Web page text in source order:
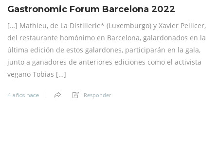
Gastronomic Forum Barcelona 2022
[…] Mathieu, de La Distillerie* (Luxemburgo) y Xavier Pellicer,
del restaurante homónimo en Barcelona, galardonados en la
última edición de estos galardones, participarán en la gala,
junto a ganadores de anteriores ediciones como el activista
vegano Tobias […]
4 años hace Responder